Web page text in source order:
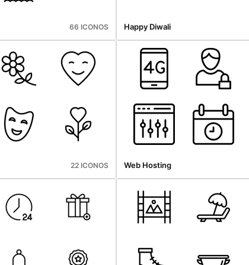
66 ICONOS Happy Diwali
22 ICONOS Web Hosting